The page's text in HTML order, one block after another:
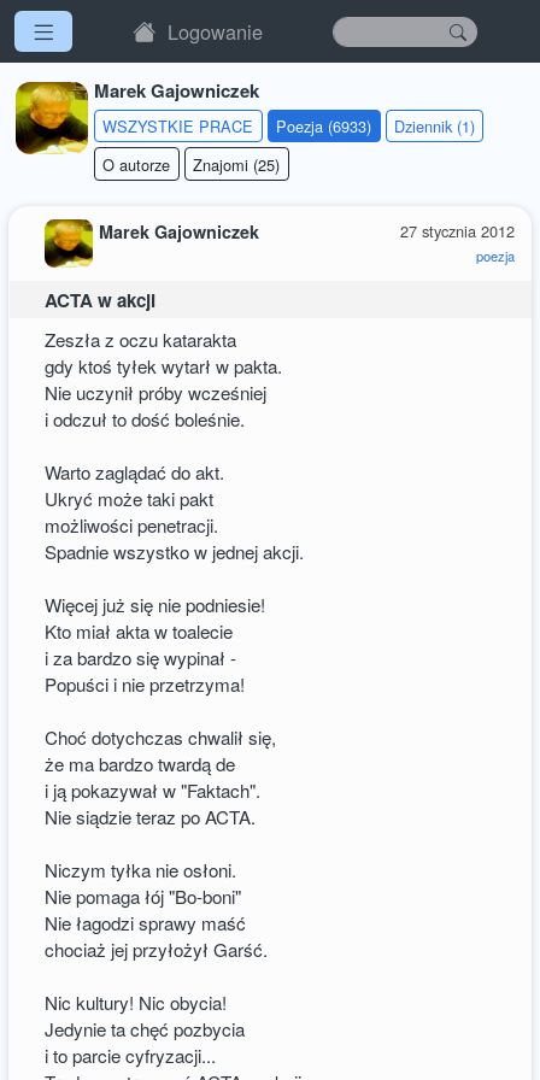
Logowanie
Marek Gajowniczek
WSZYSTKIE PRACE Poezja (6933)
Dziennik (1)
O autorze
Znajomi (25)
27 stycznia 2012
poezja
Marek Gajowniczek
ACTA w akcji
Zeszła z oczu katarakta
gdy ktoś tyłek wytarł w pakta.
Nie uczynił próby wcześniej
i odczuł to dość boleśnie.
Warto zaglądać do akt.
Ukryć może taki pakt
możliwości penetracji.
Spadnie wszystko w jednej akcji.
Więcej już się nie podniesie!
Kto miał akta w toalecie
i za bardzo się wypinał -
Popuści i nie przetrzyma!
Choć dotychczas chwalił się,
że ma bardzo twardą de
i ją pokazywał w "Faktach".
Nie siądzie teraz po ACTA.
Niczym tyłka nie osłoni.
Nie pomaga łój "Bo-boni"
Nie łagodzi sprawy maść
chociaż jej przyłożył Garść.
Nic kultury! Nic obycia!
Jedynie ta chęć pozbycia
i to parcie cyfryzacji...